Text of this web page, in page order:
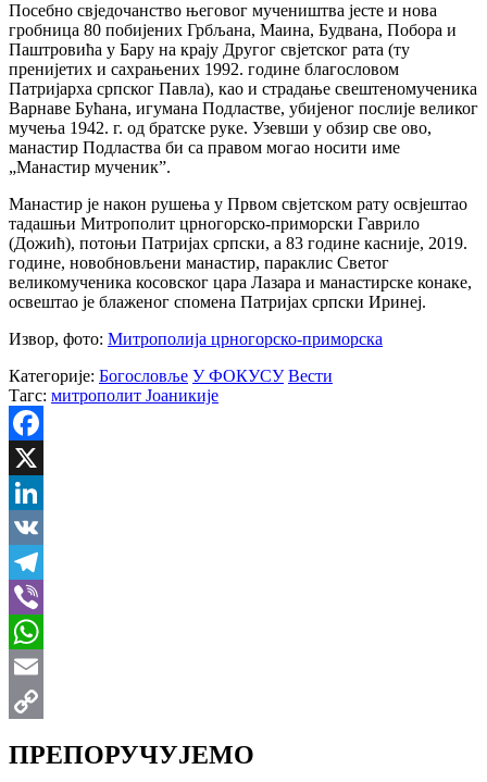
Посебно свједочанство његовог мучеништва јесте и нова
гробница 80 побијених Грбљана, Маина, Будвана, Побора и
Паштровића у Бару на крају Другог свјетског рата (ту
пренијетих и сахрањених 1992. године благословом
Патријарха српског Павла), као и страдање свештеномученика
Варнаве Бућана, игумана Подластве, убијеног послије великог
мучења 1942. г. од братске руке. Узевши у обзир све ово,
манастир Подластва би са правом могао носити име
„Манастир мученик”.
Манастир је након рушења у Првом свјетском рату освјештао
тадашњи Митрополит црногорско-приморски Гаврило
(Дожић), потоњи Патријах српски, а 83 године касније, 2019.
године, новобновљени манастир, параклис Светог
великомученика косовског цара Лазара и манастирске конаке,
освештао је блаженог спомена Патријах српски Иринеј.
Извор, фото: Митрополија црногорско-приморска
Категорије: Богословље У ФОКУСУ Вести
Тагс: митрополит Јоаникије
Facebook
X
LinkedIn
VK
Telegram
Viber
WhatsApp
Email
ПРЕПОРУЧУЈЕМО